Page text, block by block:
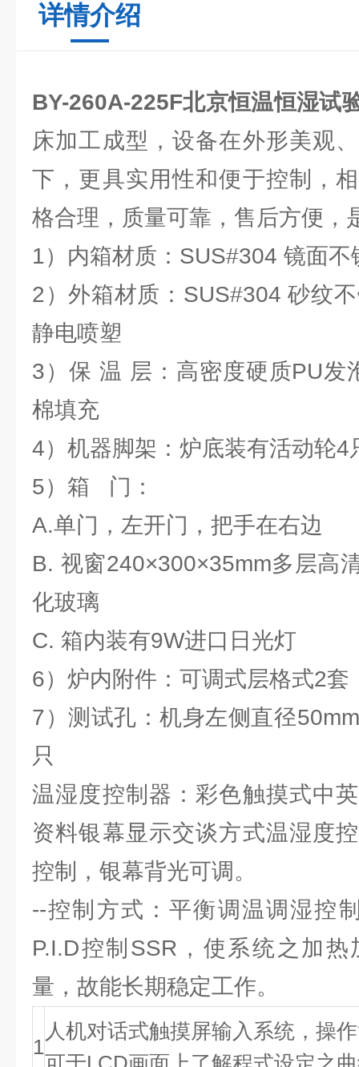
详情介绍
BY-260A-225F北京恒温恒湿试
床加工成型，设备在外形美观
下，更具实用性和便于控制，
格合理，质量可靠，售后方便，
1）内箱材质：SUS#304 镜面不
2）外箱材质：SUS#304 砂纹
静电喷塑
3）保 温 层：高密度硬质PU发
棉填充
4）机器脚架：炉底装有活动轮4
5）箱 门：
A.单门，左开门，把手在右边
B. 视窗240×300×35mm多层高
化玻璃
C. 箱内装有9W进口日光灯
6）炉内附件：可调式层格式2
7）测试孔：机身左侧直径
只
温湿度控制器：彩色触摸式中
资料银幕显示交谈方式温湿度
控制，银幕背光可调。
--控制方式：平衡调温调湿控
P.I.D控制SSR，使系统之加
量，故能长期稳定工作。
1
人机对话式触摸屏输入系统，操